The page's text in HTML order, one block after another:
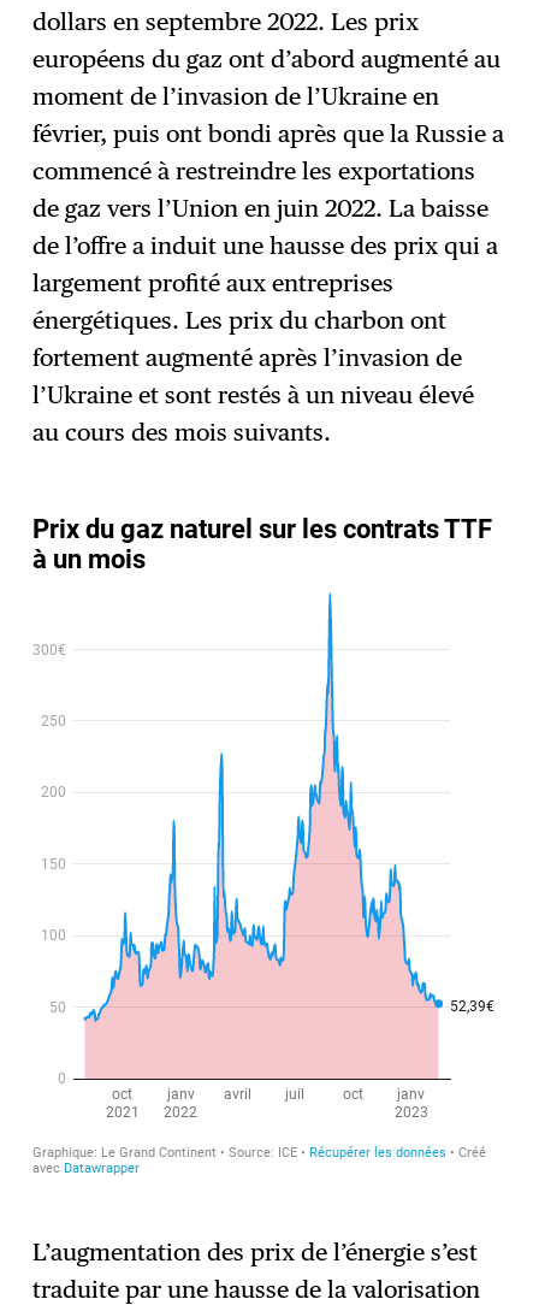
dollars en septembre 2022. Les prix
européens du gaz ont d’abord augmenté au
moment de l’invasion de l’Ukraine en
février, puis ont bondi après que la Russie a
commencé à restreindre les exportations
de gaz vers l’Union en juin 2022. La baisse
de l’offre a induit une hausse des prix qui a
largement profité aux entreprises
énergétiques. Les prix du charbon ont
fortement augmenté après l’invasion de
l’Ukraine et sont restés à un niveau élevé
au cours des mois suivants.
L’augmentation des prix de l’énergie s’est
traduite par une hausse de la valorisation